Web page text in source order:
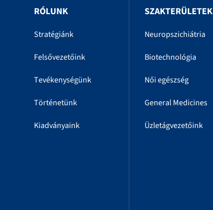
RÓLUNK
Stratégiánk
Felsővezetőink
Tevékenységünk
Történetünk
Kiadványaink
SZAKTERÜLETEK
Neuropszichiátria
Biotechnológia
Női egészség
General Medicines
Üzletágvezetőink